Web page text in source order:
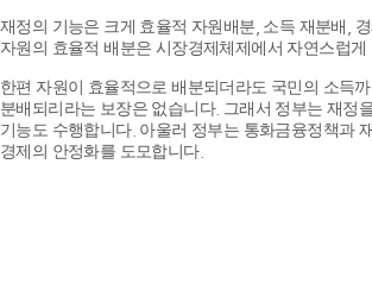
재정의 기능은 크게 효율적 자원배분, 소득 재분배,
자원의 효율적 배분은 시장경제체제에서 자연스럽게
한편 자원이 효율적으로 배분되더라도 국민의 소득
분배되리라는 보장은 없습니다. 그래서 정부는 재정
기능도 수행합니다. 아울러 정부는 통화금융정책과
경제의 안정화를 도모합니다.